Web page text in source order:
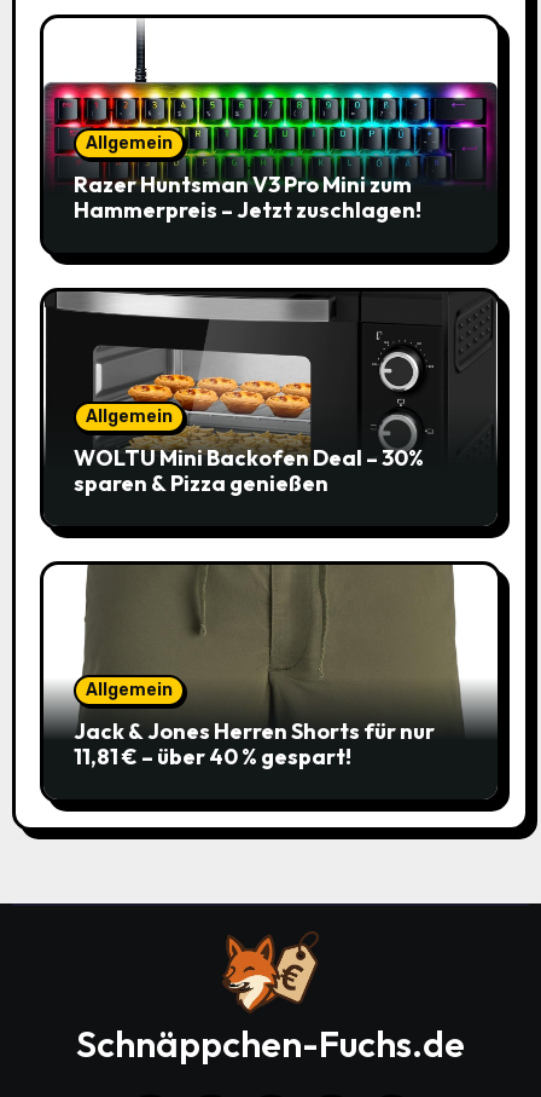
Allgemein
Razer Huntsman V3 Pro Mini zum
Hammerpreis – Jetzt zuschlagen!
Allgemein
WOLTU Mini Backofen Deal – 30%
sparen & Pizza genießen
Allgemein
Jack & Jones Herren Shorts für nur
11,81 € – über 40 % gespart!
Schnäppchen-Fuchs.de